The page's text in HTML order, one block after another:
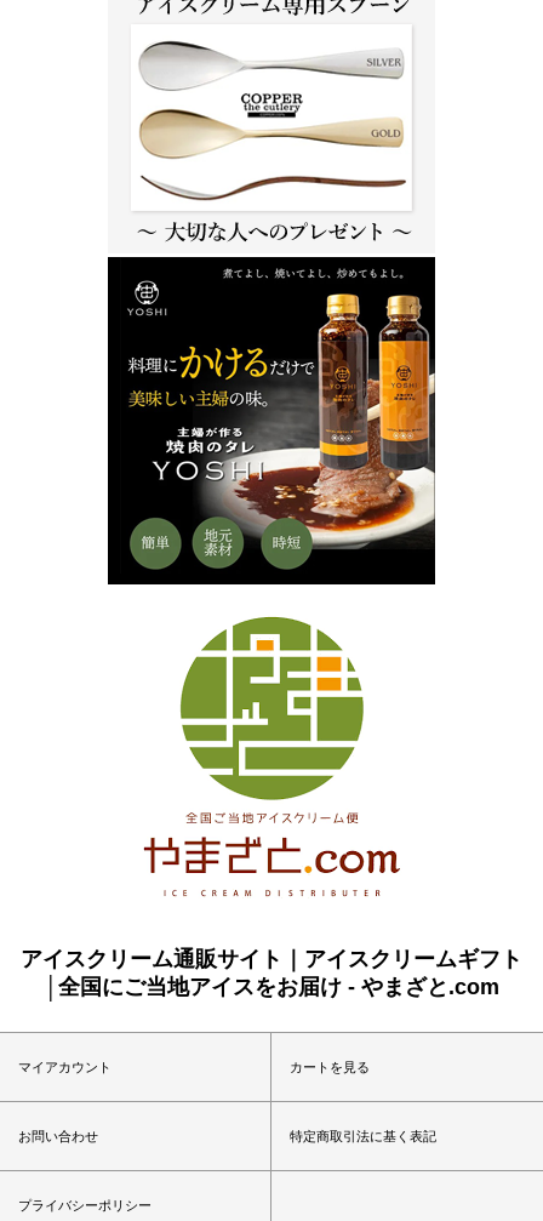
アイスクリーム通販サイト｜アイスクリームギフト
│全国にご当地アイスをお届け - やまざと.com
マイアカウント カートを見る
お問い合わせ 特定商取引法に基く表記
プライバシーポリシー